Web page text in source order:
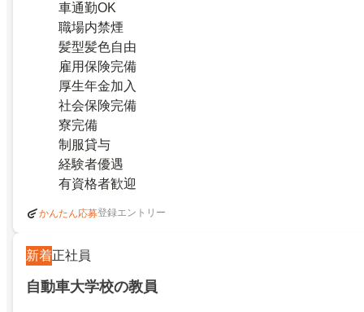
車通勤OK
職場内禁煙
髪型髪色自由
雇用保険完備
厚生年金加入
社会保険完備
寮完備
制服貸与
経験者優遇
有資格者歓迎
かんたん応募登録エントリー
新着正社員
自動車大学校の教員